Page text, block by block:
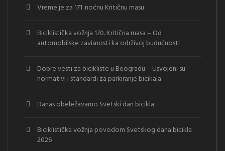
Vreme je za 171. noćnu Kritičnu masu
Biciklistička vožnja 170. Kritična masa – Od
automobilske zavisnosti ka održivoj budućnosti
Dobre vesti za bicikliste u Beogradu – Usvojeni su
normativi i standardi za parkiranje bicikala
Danas obeležavamo Svetski dan bicikla
Biciklistička vožnja povodom Svetskog dana bicikla
2026